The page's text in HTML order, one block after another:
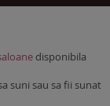
disponibila
suni sau sa fii sunat